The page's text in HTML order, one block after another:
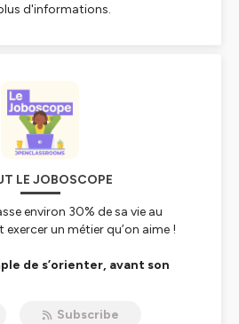
d'informations.
LE JOBOSCOPE
environ 30% de sa vie au
un métier qu’on aime !
de s’orienter, avant son
salaire et évolution peut-
Subscribe